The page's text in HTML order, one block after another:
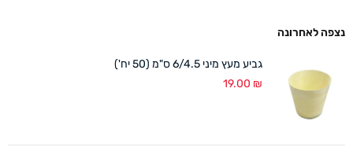
נצפה לאחרונה
גביע מעץ מיני 6/4.5 ס"מ (50 יח')
19.00 ₪